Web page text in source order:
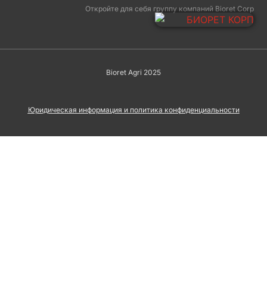
Откройте для себя группу компаний Bioret Corp
Bioret Agri 2025
Юридическая информация и политика конфиденциальности